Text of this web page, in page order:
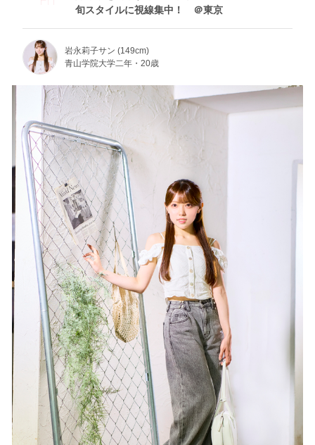
旬スタイルに視線集中！ ＠東京
岩永莉子サン (149cm)
青山学院大学二年・20歳